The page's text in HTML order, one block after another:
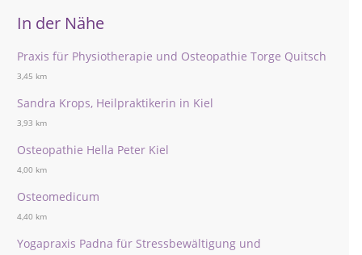
In der Nähe
Praxis für Physiotherapie und Osteopathie Torge Quitsch
3,45 km
Sandra Krops, Heilpraktikerin in Kiel
3,93 km
Osteopathie Hella Peter Kiel
4,00 km
Osteomedicum
4,40 km
Yogapraxis Padna für Stressbewältigung und